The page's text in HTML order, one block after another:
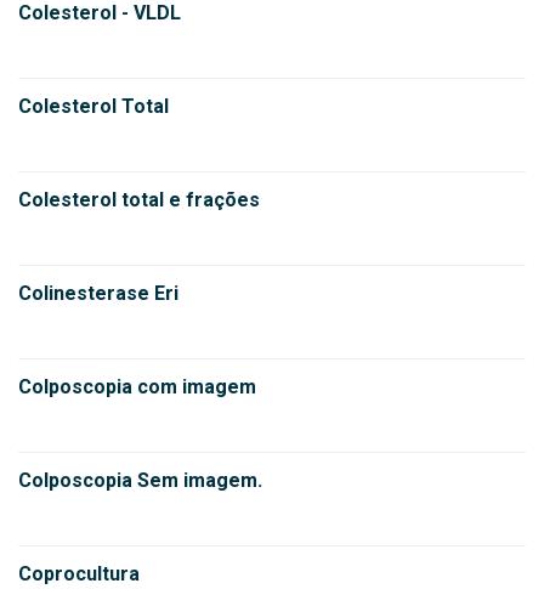
Colesterol - VLDL
Colesterol Total
Colesterol total e frações
Colinesterase Eri
Colposcopia com imagem
Colposcopia Sem imagem.
Coprocultura